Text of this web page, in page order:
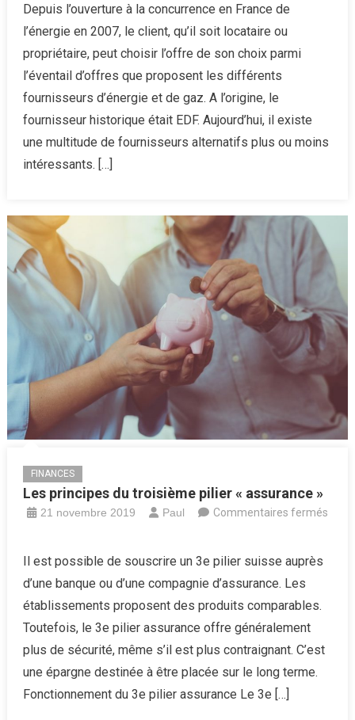
changer
de
Depuis l’ouverture à la concurrence en France de
l’énergie en 2007, le client, qu’il soit locataire ou
propriétaire, peut choisir l’offre de son choix parmi
l’éventail d’offres que proposent les différents
fournisseurs d’énergie et de gaz. A l’origine, le
fournisseur historique était EDF. Aujourd’hui, il existe
une multitude de fournisseurs alternatifs plus ou moins
intéressants. […]
FINANCES
Les principes du troisième pilier « assurance »
21 novembre 2019 Paul
Commentaires fermés
principes
du
troisième
pilier
«
assurance
»
Il est possible de souscrire un 3e pilier suisse auprès
d’une banque ou d’une compagnie d’assurance. Les
établissements proposent des produits comparables.
Toutefois, le 3e pilier assurance offre généralement
plus de sécurité, même s’il est plus contraignant. C’est
une épargne destinée à être placée sur le long terme.
Fonctionnement du 3e pilier assurance Le 3e […]